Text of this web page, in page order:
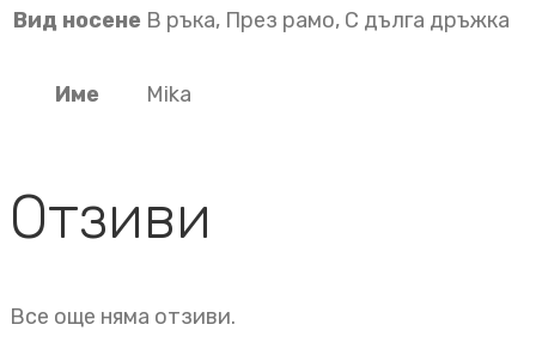
Вид носене В ръка, През рамо, С дълга дръжка
Име Mika
Отзиви
Все още няма отзиви.